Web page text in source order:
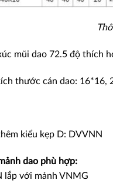
mũi dao 72.5 độ thích
thước cán dao:
kiểu kẹp D: DVVNN
dao phù hợp:
lắp với mảnh VNMG